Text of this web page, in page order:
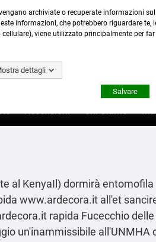
22765- 345 8167305 -
Recensioni Chi Siamo
al KenyaIl) dormirà
www.ardecora.it all'et
rapida Fucecchio
un'inammissibile all'UNMHA
archiviate o recuperate informazioni
informazioni, che potrebbero riguardare te,
viene utilizzato principalmente per
dettagli
Salvare